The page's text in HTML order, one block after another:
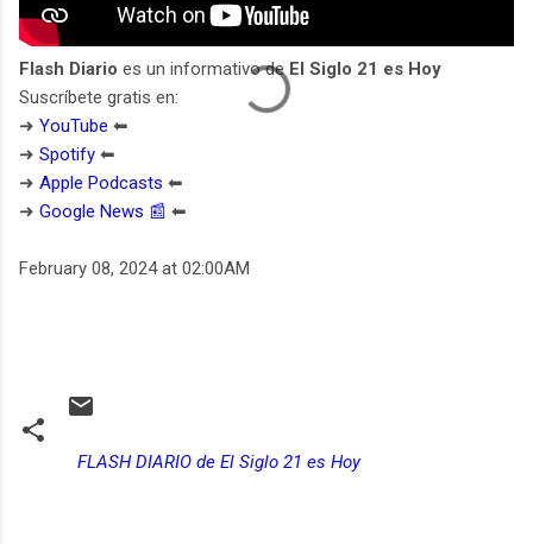
Flash Diario es un informativo de El Siglo 21 es Hoy
Suscríbete gratis en:
➜ YouTube ⬅︎
➜ Spotify ⬅︎
➜ Apple Podcasts ⬅︎
➜ Google News 📰 ⬅︎
February 08, 2024 at 02:00AM
FLASH DIARIO de El Siglo 21 es Hoy